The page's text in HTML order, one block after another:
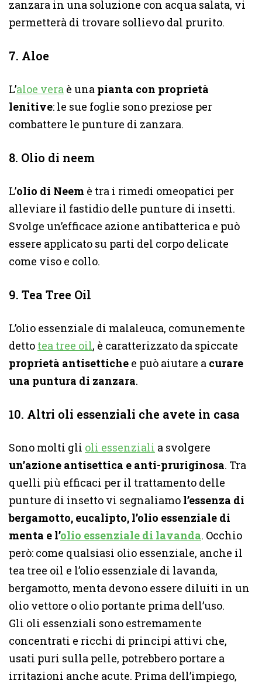
zanzara in una soluzione con acqua salata, vi
permetterà di trovare sollievo dal prurito.
7. Aloe
L’aloe vera è una pianta con proprietà
lenitive: le sue foglie sono preziose per
combattere le punture di zanzara.
8. Olio di neem
L’olio di Neem è tra i rimedi omeopatici per
alleviare il fastidio delle punture di insetti.
Svolge un’efficace azione antibatterica e può
essere applicato su parti del corpo delicate
come viso e collo.
9. Tea Tree Oil
L’olio essenziale di malaleuca, comunemente
detto tea tree oil, è caratterizzato da spiccate
proprietà antisettiche e può aiutare a curare
una puntura di zanzara.
10. Altri oli essenziali che avete in casa
Sono molti gli oli essenziali a svolgere
un’azione antisettica e anti-pruriginosa. Tra
quelli più efficaci per il trattamento delle
punture di insetto vi segnaliamo l’essenza di
bergamotto, eucalipto, l’olio essenziale di
menta e l’olio essenziale di lavanda. Occhio
però: come qualsiasi olio essenziale, anche il
tea tree oil e l’olio essenziale di lavanda,
bergamotto, menta devono essere diluiti in un
olio vettore o olio portante prima dell’uso.
Gli oli essenziali sono estremamente
concentrati e ricchi di principi attivi che,
usati puri sulla pelle, potrebbero portare a
irritazioni anche acute. Prima dell’impiego,